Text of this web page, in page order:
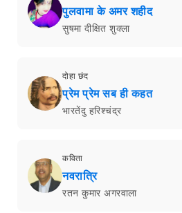
पुलवामा के अमर शहीद
सुषमा दीक्षित शुक्ला
दोहा छंद
प्रेम प्रेम सब ही कहत
भारतेंदु हरिश्चंद्र
कविता
नवरात्रि
रतन कुमार अगरवाला